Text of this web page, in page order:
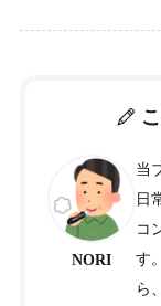
NORI
当
日
コ
す
ら